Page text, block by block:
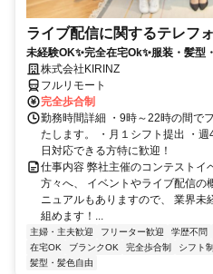
ライブ配信に関するテレフ
未経験OK✨完全在宅Ok✨服装・髪型
株式会社KIRINZ
フルリモート
完全歩合制
勤務時間詳細 ・9時～22時の間で
たします。 ・月１シフト提出 ・
日対応できる方特に歓迎！
仕事内容 弊社主催のコンテストイ
方々へ、 イベントやライブ配信の
ニュアルもありますので、 業界未
組めます！...
主婦・主夫歓迎 フリーター歓迎 学歴不問
在宅OK
ブランクOK 完全歩合制 シフト制
髪型・髪色自由